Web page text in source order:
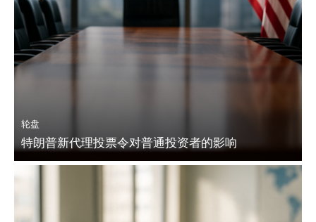
轮盘
特朗普新代理投票令对普通投资者的影响